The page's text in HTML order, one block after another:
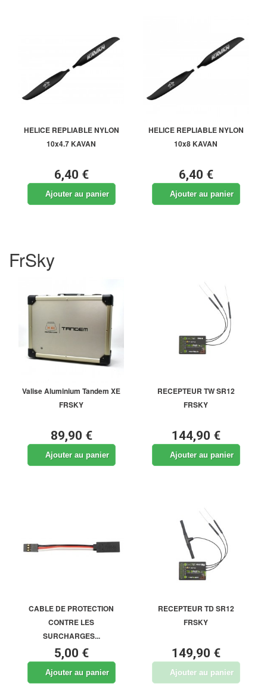
HELICE REPLIABLE NYLON
10x4.7 KAVAN
6,40 €
Ajouter au panier
HELICE REPLIABLE NYLON
10x8 KAVAN
6,40 €
Ajouter au panier
FrSky
Valise Aluminium Tandem XE
FRSKY
89,90 €
Ajouter au panier
RECEPTEUR TW SR12
FRSKY
144,90 €
Ajouter au panier
CABLE DE PROTECTION
CONTRE LES
SURCHARGES...
5,00 €
Ajouter au panier
RECEPTEUR TD SR12
FRSKY
149,90 €
Ajouter au panier